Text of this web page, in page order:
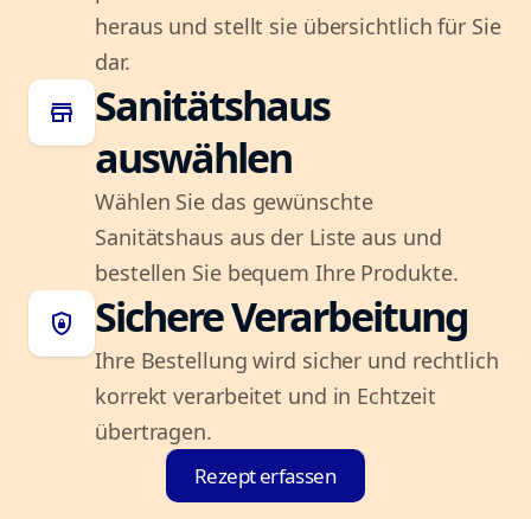
heraus und stellt sie übersichtlich für Sie
dar.
store
Sanitätshaus
auswählen
Wählen Sie das gewünschte
Sanitätshaus aus der Liste aus und
bestellen Sie bequem Ihre Produkte.
shield_lock Sichere Verarbeitung
Ihre Bestellung wird sicher und rechtlich
korrekt verarbeitet und in Echtzeit
übertragen.
Rezept erfassen